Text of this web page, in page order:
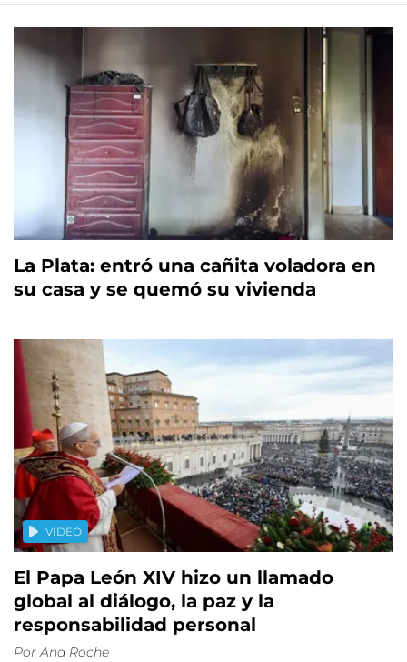
La Plata: entró una cañita voladora en
su casa y se quemó su vivienda
VIDEO
El Papa León XIV hizo un llamado
global al diálogo, la paz y la
responsabilidad personal
Por Ana Roche